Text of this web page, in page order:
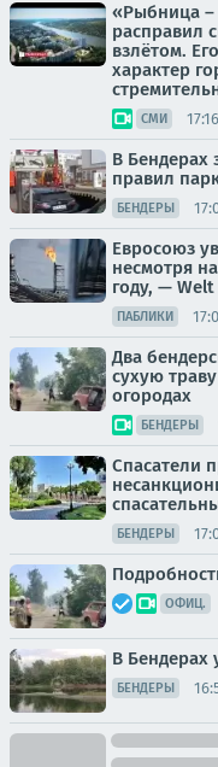
«Рыбница –
расправил
взлётом.
характер
СМИ 17:16
В Бендерах
правил
БЕНДЕРЫ
Евросоюз
несмотря
году, —
ПАБЛИКИ
Два
сухую
огородах
БЕНДЕРЫ
Спасатели
БЕНДЕРЫ
ОФИЦ.
В Бендерах
БЕНДЕРЫ